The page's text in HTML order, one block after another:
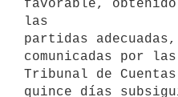
favorable,
las
partidas
comunicadas por
Tribunal de
quince días